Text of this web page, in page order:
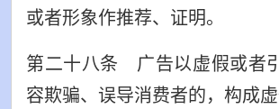
或者形象作推荐、证明。
第二十八条 广告以虚假或者
容欺骗、误导消费者的，构成虚